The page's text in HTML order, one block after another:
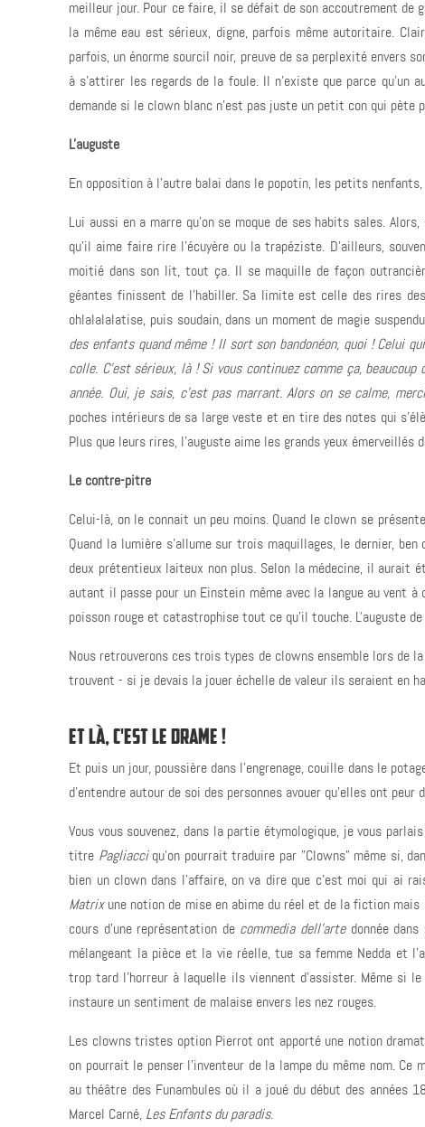
meilleur jour. Pour ce faire, il se défait de son accoutrement de
la même eau est sérieux, digne, parfois même autoritaire.
parfois, un énorme sourcil noir, preuve de sa perplexité envers
à s'attirer les regards de la foule. Il n'existe que parce qu'un
demande si le clown blanc n'est pas juste un petit con qui pète
L'auguste
En opposition à l'autre balai dans le popotin, les petits
Lui aussi en a marre qu'on se moque de ses habits sales.
qu'il aime faire rire l'écuyère ou la trapéziste. D'ailleurs,
moitié dans son lit, tout ça. Il se maquille de façon
géantes finissent de l'habiller. Sa limite est celle des rires
ohlalalalatise, puis soudain, dans un moment de magie
des enfants quand même ! Il sort son bandonéon, quoi ! Celui
colle. C'est sérieux, là ! Si vous continuez comme ça,
année. Oui, je sais, c'est pas marrant. Alors on se calme,
poches intérieurs de sa large veste et en tire des notes qui
Plus que leurs rires, l'auguste aime les grands yeux émerveillés
Le contre-pitre
Celui-là, on le connait un peu moins. Quand le clown se
Quand la lumière s'allume sur trois maquillages, le dernier,
deux prétentieux laiteux non plus. Selon la médecine, il aurait
autant il passe pour un Einstein même avec la langue au vent
poisson rouge et catastrophise tout ce qu'il touche. L'auguste
Nous retrouverons ces trois types de clowns ensemble lors de
trouvent - si je devais la jouer échelle de valeur ils seraient en
ET LÀ, C'EST LE DRAME !
Et puis un jour, poussière dans l'engrenage, couille dans le
d'entendre autour de soi des personnes avouer qu'elles ont peur
Vous vous souvenez, dans la partie étymologique, je vous
titre Pagliacciqu'on pourrait traduire par "Clowns" même si,
bien un clown dans l'affaire, on va dire que c'est moi qui ai
Matrixune notion de mise en abime du réel et de la fiction
cours d'une représentation de commedia dell'artedonnée dans
mélangeant la pièce et la vie réelle, tue sa femme Nedda et
trop tard l'horreur à laquelle ils viennent d'assister. Même si
instaure un sentiment de malaise envers les nez rouges.
Les clowns tristes option Pierrot ont apporté une notion
on pourrait le penser l'inventeur de la lampe du même nom.
au théâtre des Funambules où il a joué du début des années
Marcel Carné, Les Enfants du paradis.